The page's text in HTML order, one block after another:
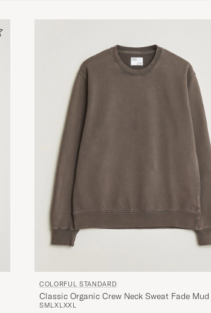
COLORFUL STANDARD
Classic Organic Crew Neck Sweat Fade Mud
SMLXLXXL